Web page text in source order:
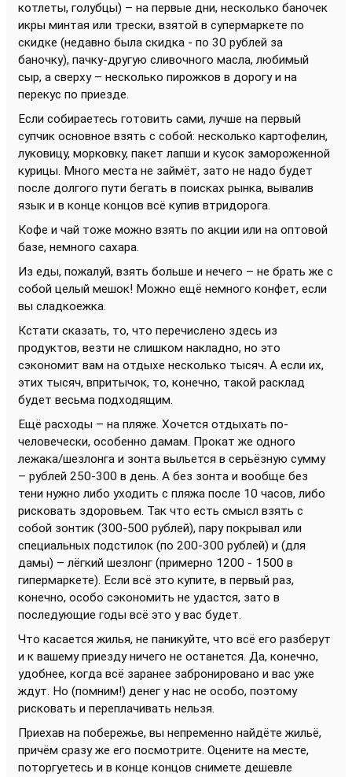
котлеты, голубцы) – на первые дни, несколько баночек
икры минтая или трески, взятой в супермаркете по
скидке (недавно была скидка - по 30 рублей за
баночку), пачку-другую сливочного масла, любимый
сыр, а сверху – несколько пирожков в дорогу и на
перекус по приезде.
Если собираетесь готовить сами, лучше на первый
супчик основное взять с собой: несколько картофелин,
луковицу, морковку, пакет лапши и кусок замороженной
курицы. Много места не займёт, зато не надо будет
после долгого пути бегать в поисках рынка, вывалив
язык и в конце концов всё купив втридорога.
Кофе и чай тоже можно взять по акции или на оптовой
базе, немного сахара.
Из еды, пожалуй, взять больше и нечего – не брать же с
собой целый мешок! Можно ещё немного конфет, если
вы сладкоежка.
Кстати сказать, то, что перечислено здесь из
продуктов, везти не слишком накладно, но это
сэкономит вам на отдыхе несколько тысяч. А если их,
этих тысяч, впритычок, то, конечно, такой расклад
будет весьма подходящим.
Ещё расходы – на пляже. Хочется отдыхать по-
человечески, особенно дамам. Прокат же одного
лежака/шезлонга и зонта выльется в серьёзную сумму
– рублей 250-300 в день. А без зонта и вообще без
тени нужно либо уходить с пляжа после 10 часов, либо
рисковать здоровьем. Так что есть смысл взять с
собой зонтик (300-500 рублей), пару покрывал или
специальных подстилок (по 200-300 рублей) и (для
дамы) – лёгкий шезлонг (примерно 1200 - 1500 в
гипермаркете). Если всё это купите, в первый раз,
конечно, особо сэкономить не удастся, зато в
последующие годы всё это у вас будет.
Что касается жилья, не паникуйте, что всё его разберут
и к вашему приезду ничего не останется. Да, конечно,
удобнее, когда всё заранее забронировано и вас уже
ждут. Но (помним!) денег у нас не особо, поэтому
рисковать и переплачивать нельзя.
Приехав на побережье, вы непременно найдёте жильё,
причём сразу же его посмотрите. Оцените на месте,
поторгуетесь и в конце концов снимете дешевле